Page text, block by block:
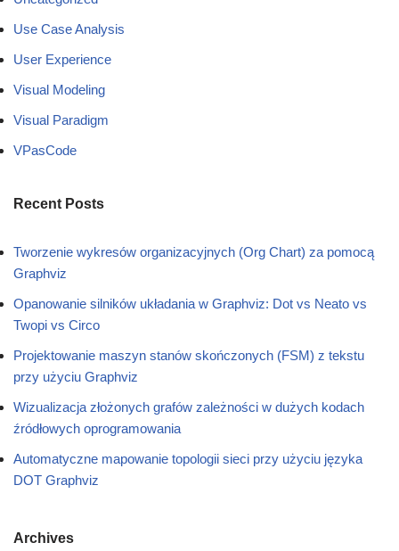
Use Case Analysis
User Experience
Visual Modeling
Visual Paradigm
VPasCode
Recent Posts
Tworzenie wykresów organizacyjnych (Org Chart) za pomocą
Graphviz
Opanowanie silników układania w Graphviz: Dot vs Neato vs
Twopi vs Circo
Projektowanie maszyn stanów skończonych (FSM) z tekstu
przy użyciu Graphviz
Wizualizacja złożonych grafów zależności w dużych kodach
źródłowych oprogramowania
Automatyczne mapowanie topologii sieci przy użyciu języka
DOT Graphviz
Archives